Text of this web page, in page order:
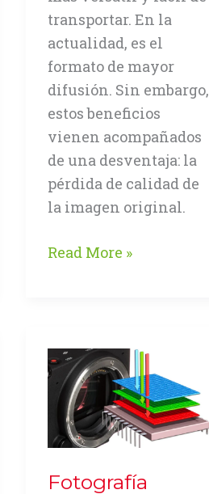
transportar. En la
actualidad, es el
formato de mayor
difusión. Sin embargo,
estos beneficios
vienen acompañados
de una desventaja: la
pérdida de calidad de
la imagen original.
JPEG,
Read More »
Fotografía